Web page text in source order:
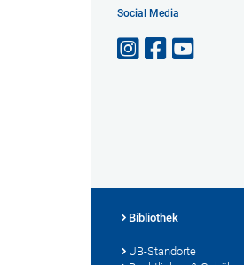
Social Media
Bibliothek
UB-Standorte